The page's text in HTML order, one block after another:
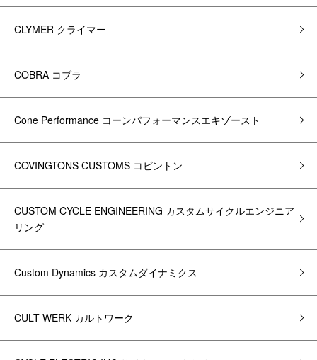
CLYMER クライマー
COBRA コブラ
Cone Performance コーンパフォーマンスエキゾースト
COVINGTONS CUSTOMS コビントン
CUSTOM CYCLE ENGINEERING カスタムサイクルエンジニア
リング
Custom Dynamics カスタムダイナミクス
CULT WERK カルトワーク